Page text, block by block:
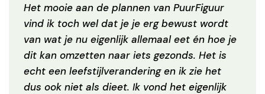
Het mooie aan de plannen van PuurFiguur
vind ik toch wel dat je je erg bewust wordt
van wat je nu eigenlijk allemaal eet én hoe je
dit kan omzetten naar iets gezonds. Het is
echt een leefstijlverandering en ik zie het
dus ook niet als dieet. Ik vond het eigenlijk